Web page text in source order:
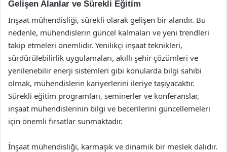
Gelişen Alanlar ve Sürekli Eğitim
İnşaat mühendisliği, sürekli olarak gelişen bir alandır. Bu
nedenle, mühendislerin güncel kalmaları ve yeni trendleri
takip etmeleri önemlidir. Yenilikçi inşaat teknikleri,
sürdürülebilirlik uygulamaları, akıllı şehir çözümleri ve
yenilenebilir enerji sistemleri gibi konularda bilgi sahibi
olmak, mühendislerin kariyerlerini ileriye taşıyacaktır.
Sürekli eğitim programları, seminerler ve konferanslar,
inşaat mühendislerinin bilgi ve becerilerini güncellemeleri
için önemli fırsatlar sunmaktadır.
İnşaat mühendisliği, karmaşık ve dinamik bir meslek dalıdır.